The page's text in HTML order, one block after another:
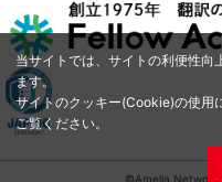
当サイトでは、サイトの利便性
ます。
サイトのクッキー(Cookie)の使用
ご覧ください。
©Amelia Network